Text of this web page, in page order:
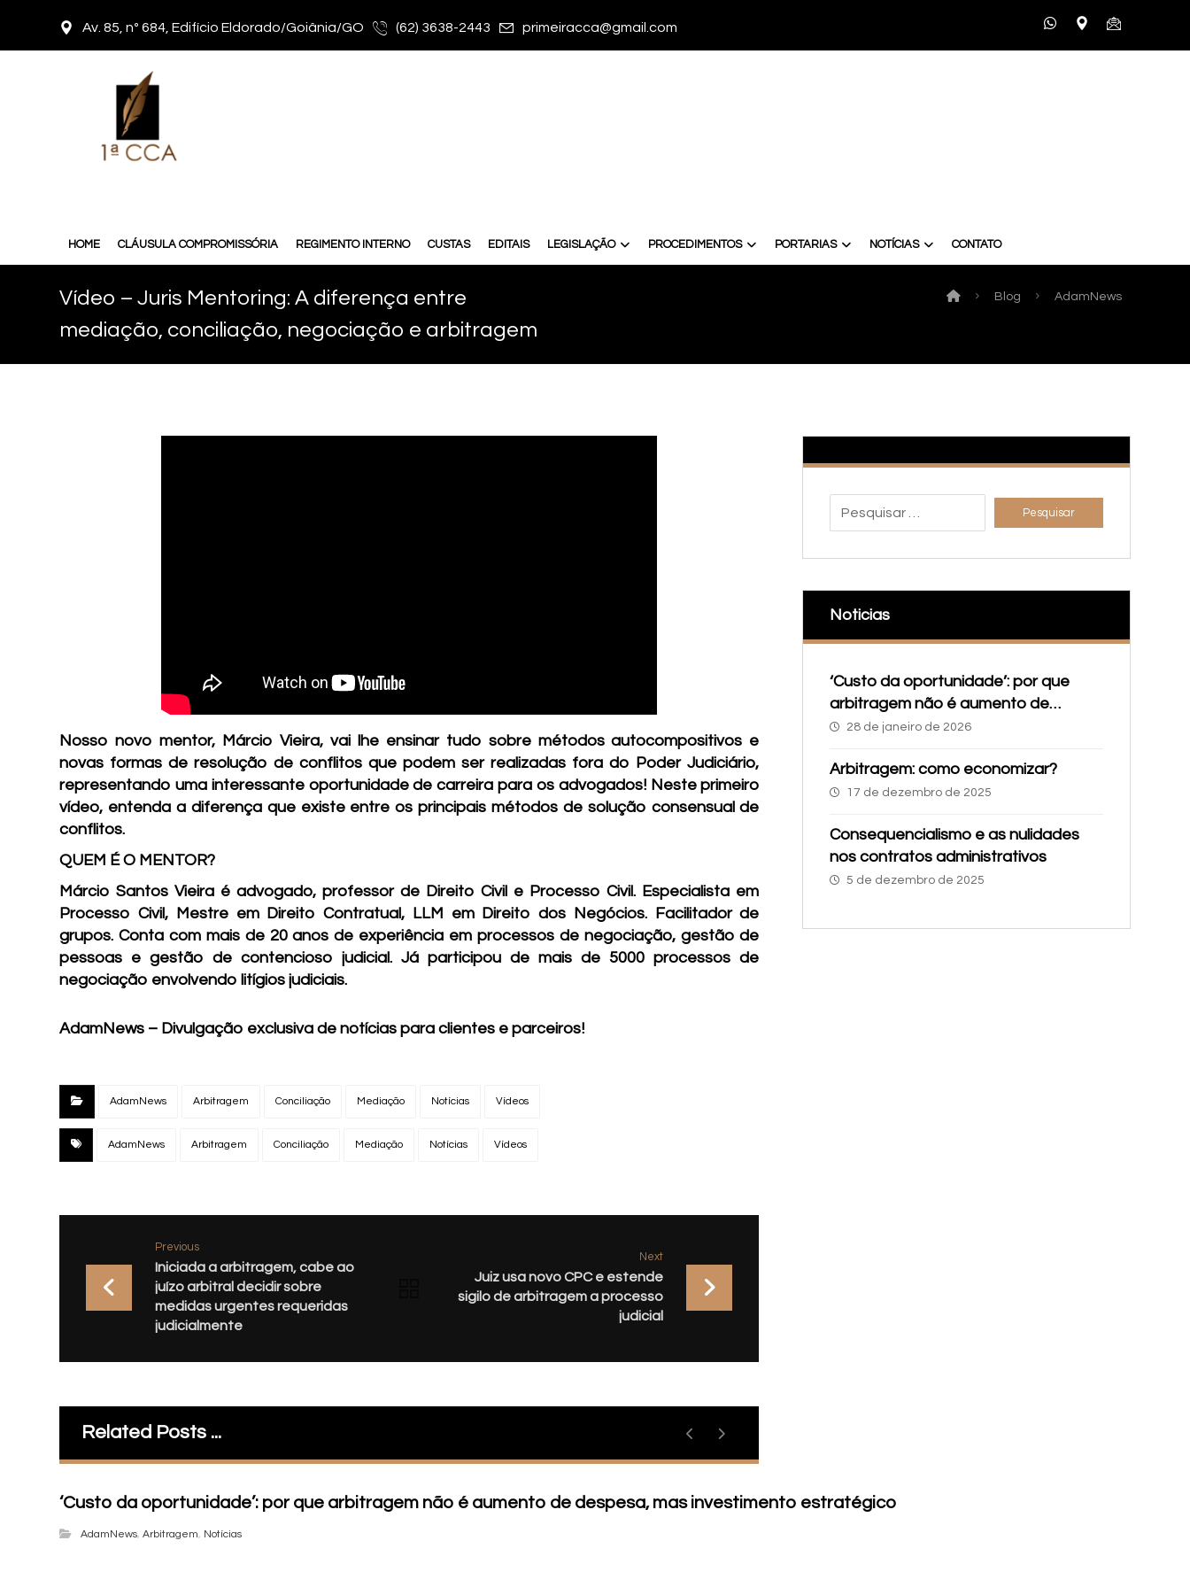
Av. 85, nº 684, Edifício Eldorado/Goiânia/GO (62) 3638-2443 primeiracca@gmail.com
HOME CLÁUSULA COMPROMISSÓRIA REGIMENTO INTERNO CUSTAS EDITAIS LEGISLAÇÃO PROCEDIMENTOS PORTARIAS NOTÍCIAS CONTATO
Vídeo – Juris Mentoring: A diferença entre
mediação, conciliação, negociação e arbitragem
Blog AdamNews
Nosso novo mentor, Márcio Vieira, vai lhe ensinar tudo sobre métodos autocompositivos e
novas formas de resolução de conflitos que podem ser realizadas fora do Poder Judiciário,
representando uma interessante oportunidade de carreira para os advogados! Neste primeiro
vídeo, entenda a diferença que existe entre os principais métodos de solução consensual de
conflitos.
QUEM É O MENTOR?
Márcio Santos Vieira é advogado, professor de Direito Civil e Processo Civil. Especialista em
Processo Civil, Mestre em Direito Contratual, LLM em Direito dos Negócios. Facilitador de
grupos. Conta com mais de 20 anos de experiência em processos de negociação, gestão de
pessoas e gestão de contencioso judicial. Já participou de mais de 5000 processos de
negociação envolvendo litígios judiciais.
AdamNews – Divulgação exclusiva de notícias para clientes e parceiros!
AdamNews Arbitragem Conciliação Mediação Notícias Vídeos
AdamNews Arbitragem Conciliação Mediação Notícias Vídeos
Previous
Iniciada a arbitragem, cabe ao
juízo arbitral decidir sobre
medidas urgentes requeridas
judicialmente
Next
Juiz usa novo CPC e estende
sigilo de arbitragem a processo
judicial
Related Posts ...
‘Custo da oportunidade’: por que arbitragem não é aumento de despesa, mas investimento estratégico
AdamNews,Arbitragem, Notícias
Noticias
‘Custo da oportunidade’: por que
arbitragem não é aumento de
despesa, mas investimento
28 de janeiro de 2026
Arbitragem: como economizar?
17 de dezembro de 2025
Consequencialismo e as nulidades
nos contratos administrativos
5 de dezembro de 2025